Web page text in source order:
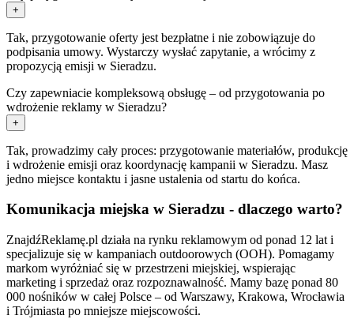
+
Tak, przygotowanie oferty jest bezpłatne i nie zobowiązuje do
podpisania umowy. Wystarczy wysłać zapytanie, a wrócimy z
propozycją emisji w Sieradzu.
Czy zapewniacie kompleksową obsługę – od przygotowania po
wdrożenie reklamy w Sieradzu?
+
Tak, prowadzimy cały proces: przygotowanie materiałów, produkcję
i wdrożenie emisji oraz koordynację kampanii w Sieradzu. Masz
jedno miejsce kontaktu i jasne ustalenia od startu do końca.
Komunikacja miejska w Sieradzu - dlaczego warto?
ZnajdźReklamę.pl działa na rynku reklamowym od ponad 12 lat i
specjalizuje się w kampaniach outdoorowych (OOH). Pomagamy
markom wyróżniać się w przestrzeni miejskiej, wspierając
marketing i sprzedaż oraz rozpoznawalność. Mamy bazę ponad 80
000 nośników w całej Polsce – od Warszawy, Krakowa, Wrocławia
i Trójmiasta po mniejsze miejscowości.